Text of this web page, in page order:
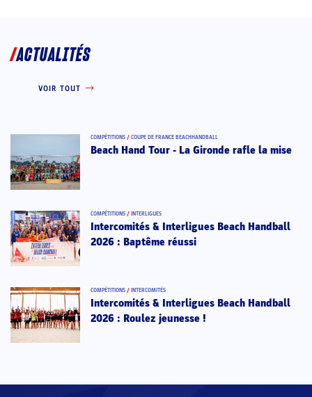
ACTUALITÉS
VOIR TOUT
COMPÉTITIONS / COUPE DE FRANCE BEACHHANDBALL
Beach Hand Tour - La Gironde rafle la mise
COMPÉTITIONS / INTERLIGUES
Intercomités & Interligues Beach Handball
2026 : Baptême réussi
COMPÉTITIONS / INTERCOMITÉS
Intercomités & Interligues Beach Handball
2026 : Roulez jeunesse !